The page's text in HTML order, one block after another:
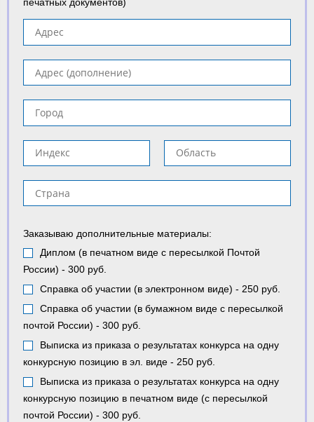
печатных документов)
Заказываю дополнительные материалы:
Диплом (в печатном виде с пересылкой Почтой
России) - 300 руб.
Справка об участии (в электронном виде) - 250 руб.
Справка об участии (в бумажном виде с пересылкой
почтой России) - 300 руб.
Выписка из приказа о результатах конкурса на одну
конкурсную позицию в эл. виде - 250 руб.
Выписка из приказа о результатах конкурса на одну
конкурсную позицию в печатном виде (с пересылкой
почтой России) - 300 руб.